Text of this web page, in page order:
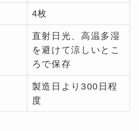
4枚
直射日光、高温多湿
を避けて涼しいとこ
ろで保存
製造日より300日程
度